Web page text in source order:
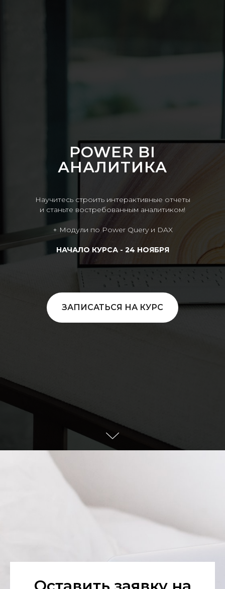
POWER BI
АНАЛИТИКА
Научитесь строить интерактивные отчеты
и станьте востребованным аналитиком!
+ Модули по Power Query и DAX
НАЧАЛО КУРСА - 24 НОЯБРЯ
ЗАПИСАТЬСЯ НА КУРС